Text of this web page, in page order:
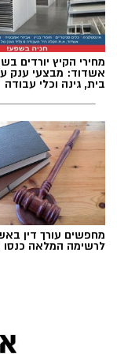
הרשת
בימים
שיר חדש שבו
חברתית
מחירי הקיץ יורדים
אשדוד: מבצעי ענק
בית, גינה וכלי עבודה
מחפשים עורך דין
לרשימה המלאה כנסו